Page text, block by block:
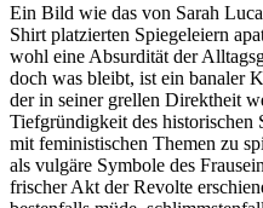
Ein Bild wie das von Sarah
Shirt platzierten Spiegeleiern
wohl eine Absurdität der
doch was bleibt, ist ein banaler
der in seiner grellen Direktheit
Tiefgründigkeit des historischen
mit feministischen Themen zu
als vulgäre Symbole des
frischer Akt der Revolte